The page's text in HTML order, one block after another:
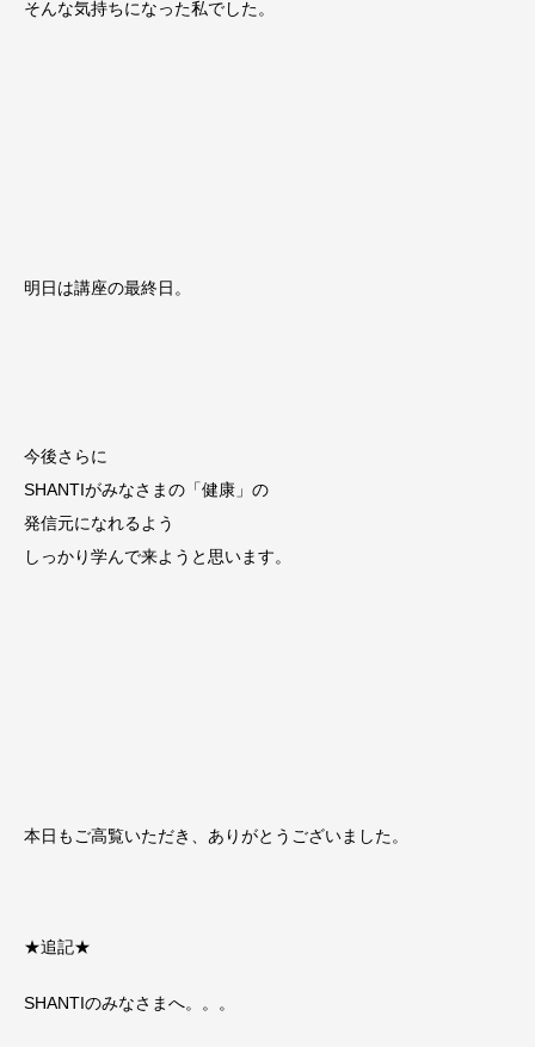
そんな気持ちになった私でした。
明日は講座の最終日。
今後さらに
SHANTIがみなさまの「健康」の
発信元になれるよう
しっかり学んで来ようと思います。
本日もご高覧いただき、ありがとうございました。
★追記★
SHANTIのみなさまへ。。。